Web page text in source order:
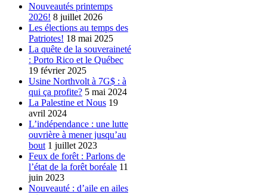
Nouveautés printemps
2026! 8 juillet 2026
Les élections au temps des
Patriotes! 18 mai 2025
La quête de la souveraineté
: Porto Rico et le Québec
19 février 2025
Usine Northvolt à 7G$ : à
qui ça profite? 5 mai 2024
La Palestine et Nous 19
avril 2024
L’indépendance : une lutte
ouvrière à mener jusqu’au
bout 1 juillet 2023
Feux de forêt : Parlons de
l’état de la forêt boréale 11
juin 2023
Nouveauté : d’aile en ailes